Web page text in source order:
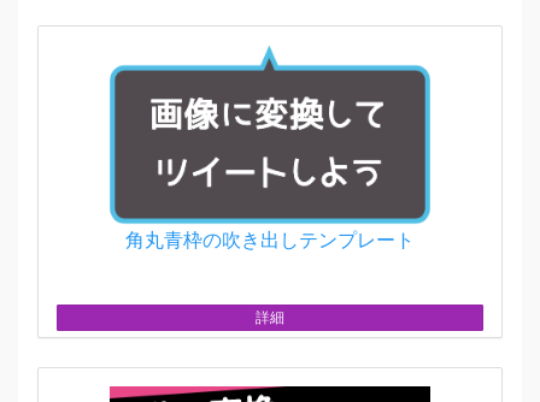
角丸青枠の吹き出しテンプレート
詳細